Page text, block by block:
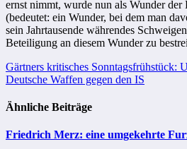
ernst nimmt, wurde nun als Wunder
(bedeutet: ein Wunder, bei dem man
sein Jahrtausende währendes
Beteiligung an diesem Wunder zu
Beitragsnavigation
Gärtners kritisches Sonntagsfrühstück:
Deutsche Waffen gegen den IS
Ähnliche Beiträge
Friedrich Merz: eine umgekehrte